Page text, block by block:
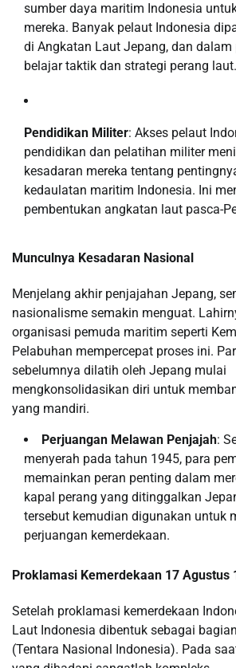
sumber daya maritim Indonesia
mereka. Banyak pelaut Indonesia
di Angkatan Laut Jepang, dan dalam
belajar taktik dan strategi perang laut.
Pendidikan Militer: Akses pelaut
pendidikan dan pelatihan militer
kesadaran mereka tentang
kedaulatan maritim Indonesia. Ini
pembentukan angkatan laut pasca-
Munculnya Kesadaran Nasional
Menjelang akhir penjajahan Jepang,
nasionalisme semakin menguat.
organisasi pemuda maritim seperti
Pelabuhan mempercepat proses ini.
sebelumnya dilatih oleh Jepang mulai
mengkonsolidasikan diri untuk
yang mandiri.
Perjuangan Melawan Penjajah:
menyerah pada tahun 1945, para
memainkan peran penting dalam
kapal perang yang ditinggalkan
tersebut kemudian digunakan untuk
perjuangan kemerdekaan.
Proklamasi Kemerdekaan 17 Agustus
Setelah proklamasi kemerdekaan
Laut Indonesia dibentuk sebagai
(Tentara Nasional Indonesia). Pada